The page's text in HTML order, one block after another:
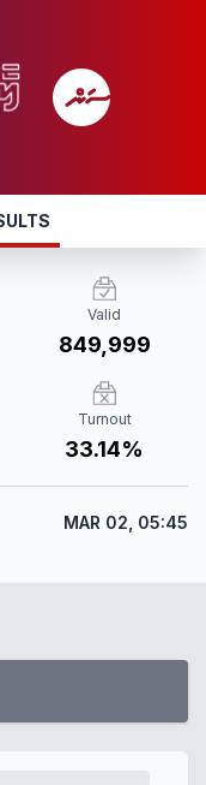
Valid
849,999
Turnout
33.14%
MAR 02, 05:45